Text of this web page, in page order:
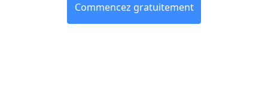
Commencez gratuitement